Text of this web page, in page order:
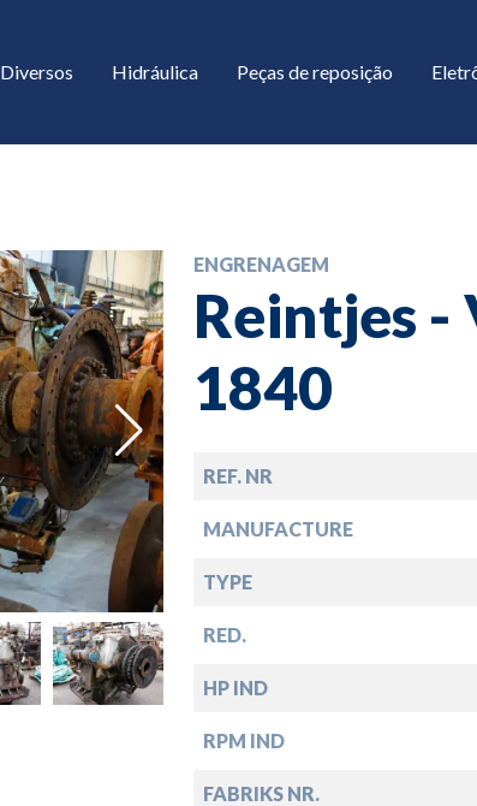
Diversos Hidráulica Peças de reposição
ENGRENAGEM
Reintjes -
1840
REF. NR
MANUFACTURE
TYPE
RED.
HP IND
RPM IND
FABRIKS NR.